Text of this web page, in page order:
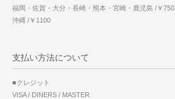
福岡・佐賀・大分・長崎・熊本・宮崎・鹿児島 /￥750
沖縄 /￥1100
支払い方法について
■クレジット
VISA / DINERS / MASTER